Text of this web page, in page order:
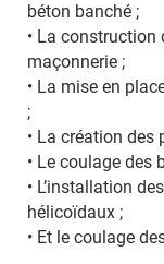
béton banché ;
• La construction
maçonnerie ;
• La mise en
;
• La création des
• Le coulage des
• L’installation
hélicoïdaux ;
• Et le coulage